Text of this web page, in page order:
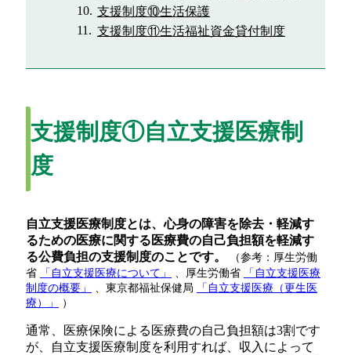
支援制度⑩生活保護
支援制度⑪生活福祉資金貸付制度
支援制度①自立支援医療制
度
自立支援医療制度とは、心身の障害を除去・軽減す
るための医療に関する医療費の自己負担額を軽減す
る公費負担の支援制度のことです。
（参考：厚生労働
省
「自立支援医療について」 、厚生労働省
「自立支援医療
制度の概要」
、東京都福祉保健局
「自立支援医療（更生医
療）」
）
通常、医療保険による医療費の自己負担額は3割です
が、自立支援医療制度を利用すれば、収入によって